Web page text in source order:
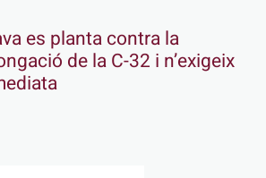
es planta contra la
de la C-32 i n’exigeix